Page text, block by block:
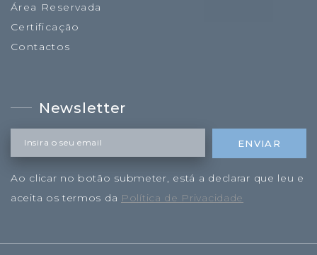
Área Reservada
Certificação
Contactos
Newsletter
Insira o seu email ENVIAR
Ao clicar no botão submeter, está a declarar que leu e
aceita os termos da Política de Privacidade